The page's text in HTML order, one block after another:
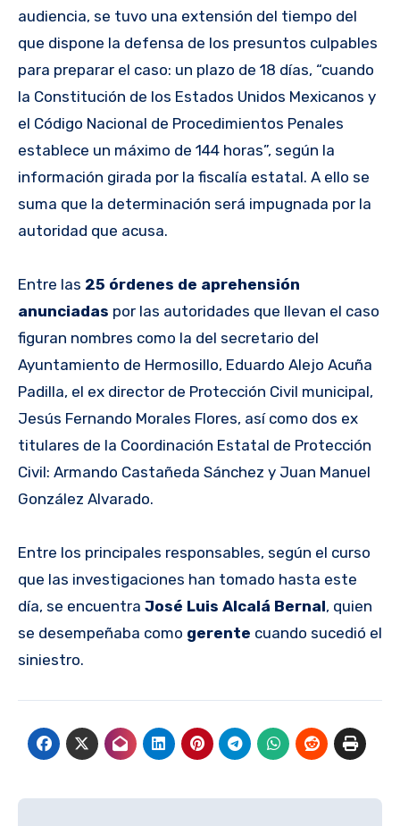
audiencia, se tuvo una extensión del tiempo del
que dispone la defensa de los presuntos culpables
para preparar el caso: un plazo de 18 días, “cuando
la Constitución de los Estados Unidos Mexicanos y
el Código Nacional de Procedimientos Penales
establece un máximo de 144 horas”, según la
información girada por la fiscalía estatal. A ello se
suma que la determinación será impugnada por la
autoridad que acusa.
Entre las 25 órdenes de aprehensión
anunciadas por las autoridades que llevan el caso
figuran nombres como la del secretario del
Ayuntamiento de Hermosillo, Eduardo Alejo Acuña
Padilla, el ex director de Protección Civil municipal,
Jesús Fernando Morales Flores, así como dos ex
titulares de la Coordinación Estatal de Protección
Civil: Armando Castañeda Sánchez y Juan Manuel
González Alvarado.
Entre los principales responsables, según el curso
que las investigaciones han tomado hasta este
día, se encuentra José Luis Alcalá Bernal, quien
se desempeñaba como gerente cuando sucedió el
siniestro.